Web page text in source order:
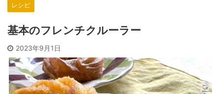
レシピ
基本のフレンチクルーラー
2023年9月1日